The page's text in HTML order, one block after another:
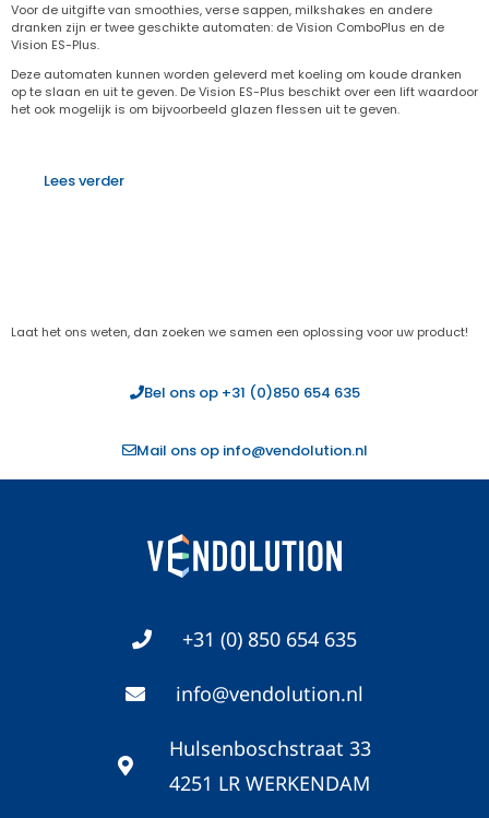
Voor de uitgifte van smoothies, verse sappen, milkshakes en andere
dranken zijn er twee geschikte automaten: de Vision ComboPlus en de
Vision ES-Plus.
Deze automaten kunnen worden geleverd met koeling om koude dranken
op te slaan en uit te geven. De Vision ES-Plus beschikt over een lift waardoor
het ook mogelijk is om bijvoorbeeld glazen flessen uit te geven.
Lees verder
Laat het ons weten, dan zoeken we samen een oplossing voor uw product!
Bel ons op +31 (0)850 654 635
Mail ons op info@vendolution.nl
+31 (0) 850 654 635
info@vendolution.nl
Hulsenboschstraat 33
4251 LR WERKENDAM